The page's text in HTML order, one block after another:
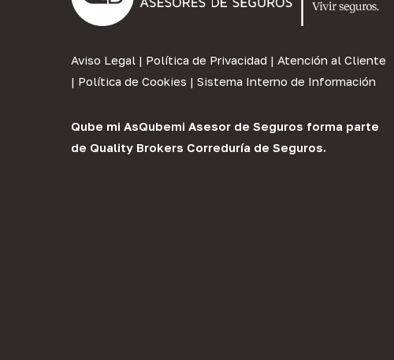
Aviso Legal | Política de Privacidad | Atención al Cliente
| Política de Cookies | Sistema Interno de Información
Qube mi AsQubemi Asesor de Seguros forma parte
de Quality Brokers Correduría de Seguros.